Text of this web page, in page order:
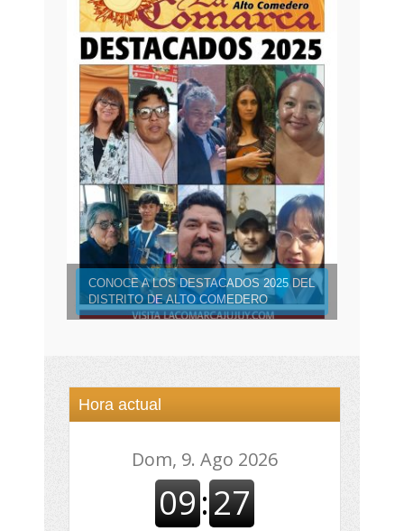
CONOCE A LOS DESTACADOS 2025 DEL
DISTRITO DE ALTO COMEDERO
Hora actual